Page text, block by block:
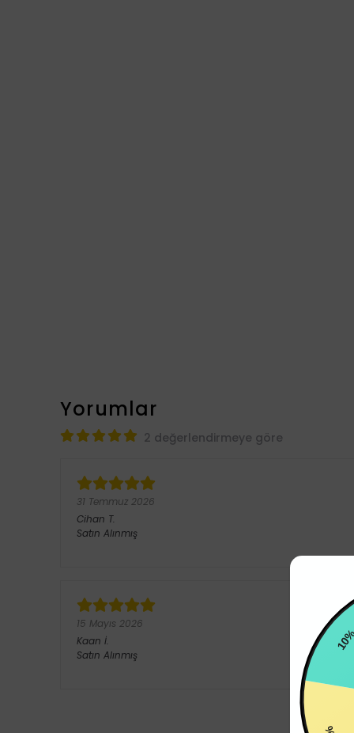
Yorumlar
2 değerlendirmeye göre
31 Temmuz 2026
Cihan T.
Satın Alınmış
15 Mayıs 2026
Kaan İ.
Satın Alınmış